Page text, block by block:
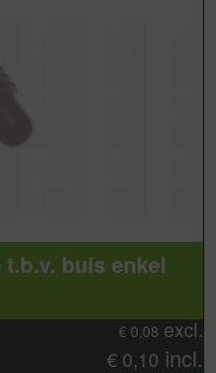
buis enkel
€ 0,08 excl.
€ 0,10 incl.